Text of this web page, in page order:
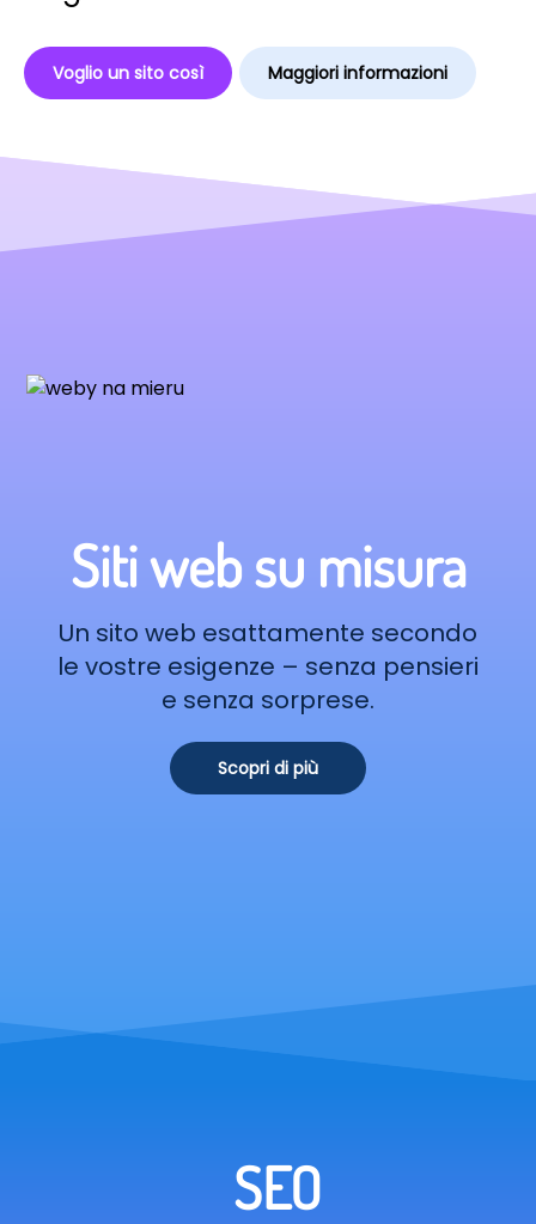
Voglio un sito così Maggiori informazioni
Siti web su misura
Un sito web esattamente secondo
le vostre esigenze – senza pensieri
e senza sorprese.
Scopri di più
SEO